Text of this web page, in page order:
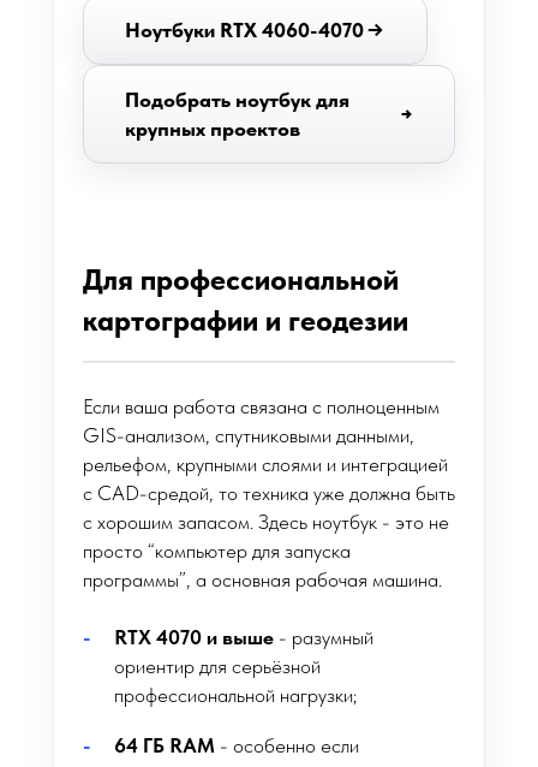
Ноутбуки RTX 4060-4070
Подобрать ноутбук для
крупных проектов
Для профессиональной
картографии и геодезии
Если ваша работа связана с полноценным
GIS-анализом, спутниковыми данными,
рельефом, крупными слоями и интеграцией
с CAD-средой, то техника уже должна быть
с хорошим запасом. Здесь ноутбук - это не
просто “компьютер для запуска
программы”, а основная рабочая машина.
RTX 4070 и выше - разумный
ориентир для серьёзной
профессиональной нагрузки;
64 ГБ RAM - особенно если